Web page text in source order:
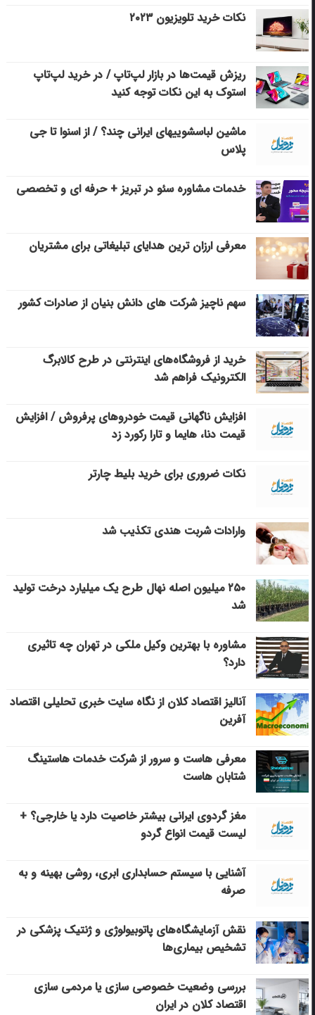
نکات خرید تلویزیون ۲۰۲۳
ریزش قیمت‌ها در بازار لپ‌تاپ / در خرید لپ‌تاپ
استوک به این نکات توجه کنید
ماشین لباسشویی‎های ایرانی چند؟ / از اسنوا تا جی
پلاس
خدمات مشاوره سئو در تبریز + حرفه ای و تخصصی
معرفی ارزان ترین هدایای تبلیغاتی برای مشتریان
سهم ناچیز شرکت های دانش بنیان از صادرات کشور
خرید از فروشگاه‌های اینترنتی در طرح کالابرگ
الکترونیک فراهم شد
افزایش ناگهانی قیمت خودروهای پرفروش / افزایش
قیمت دنا، هایما و تارا رکورد زد
نکات ضروری برای خرید بلیط چارتر
وارادات شربت هندی تکذیب شد
۲۵۰ میلیون اصله نهال طرح یک میلیارد درخت تولید
شد
مشاوره با بهترین وکیل ملکی در تهران چه تاثیری
دارد؟
آنالیز اقتصاد کلان از نگاه سایت خبری تحلیلی اقتصاد
آفرین
معرفی هاست و سرور از شرکت خدمات هاستینگ
شتابان هاست
مغز گردوی ایرانی بیشتر خاصیت دارد یا خارجی؟ +
لیست قیمت انواع گردو
آشنایی با سیستم حسابداری ابری، روشی بهینه و به
صرفه
نقش آزمایشگاه‌های پاتوبیولوژی و ژنتیک پزشکی در
تشخیص بیماری‌ها
بررسی وضعیت خصوصی سازی یا مردمی سازی
اقتصاد کلان در ایران